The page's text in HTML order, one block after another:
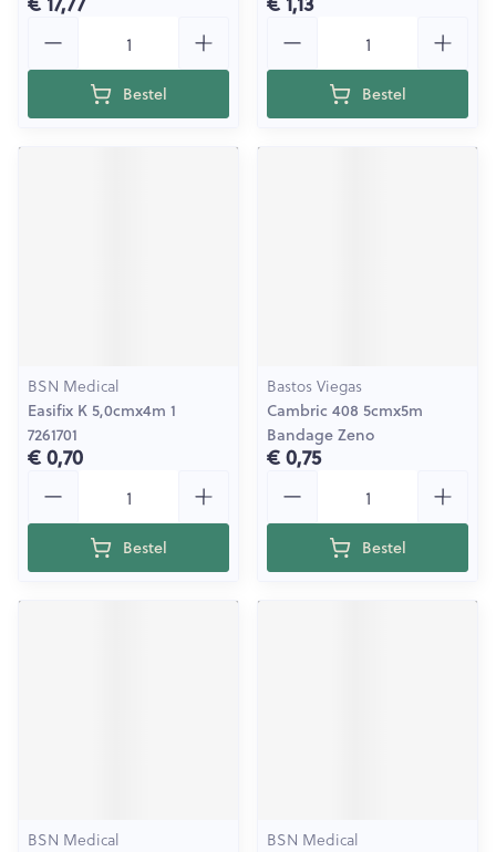
Bestel Bestel
BSN Medical
Easifix K 5,0cmx4m 1
7261701
€ 0,70
Bestel
Bastos Viegas
Cambric 408 5cmx5m
Bandage Zeno
€ 0,75
Bestel
BSN Medical BSN Medical